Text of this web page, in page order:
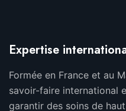
Expertise
Formée en France et au
savoir-faire international
garantir des soins de